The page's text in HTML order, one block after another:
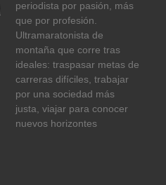
periodista por pasión, más
que por profesión.
Ultramaratonista de
montaña que corre tras
ideales: traspasar metas de
carreras difíciles, trabajar
por una sociedad más
justa, viajar para conocer
nuevos horizontes